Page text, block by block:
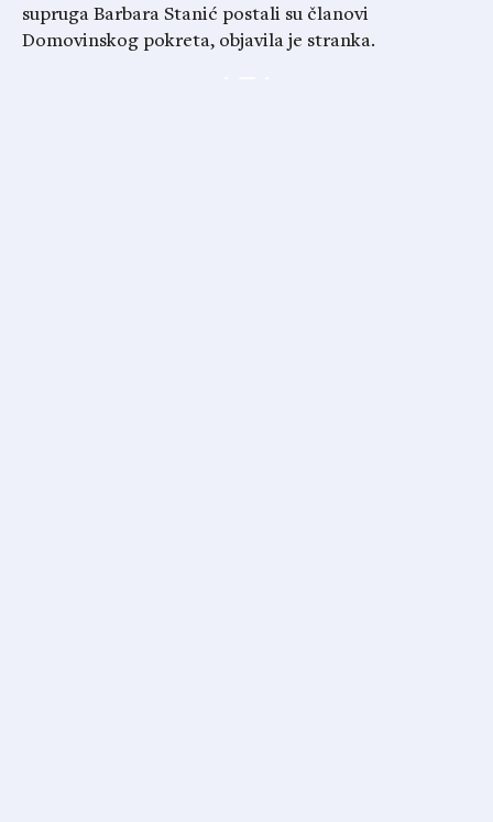
supruga Barbara Stanić postali su članovi
Domovinskog pokreta, objavila je stranka.